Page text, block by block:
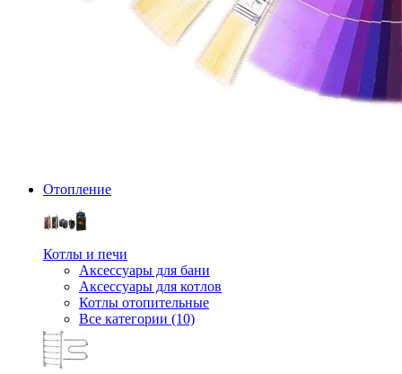
Отопление
Котлы и печи
Аксессуары для бани
Аксессуары для котлов
Котлы отопительные
Все категории (10)